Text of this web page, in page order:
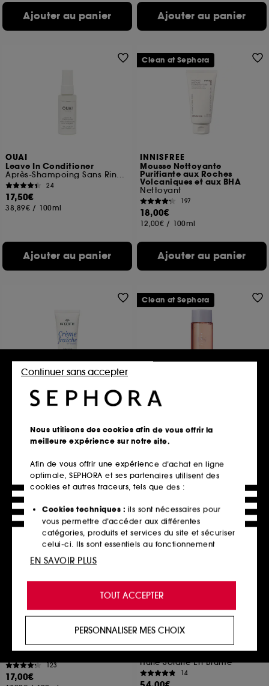
Ajouter au panier Ajouter au panier
OUAI
Leave In Conditioner
Après-Shampoing Sans Rinçage
24
17,50€
38,89€ / 100ml
Ajouter au panier
INNISFREE
Mousse Nettoyante
Purifiante aux Roches
Volcaniques et aux BHA
Nettoyant
197
18,00€
12,00€ / 100ml
Ajouter au panier
Clean at Sephora
Crème Fraîche de Beauté
À partir de21,00€
Ajouter au panier
FENTY SKIN
Fat Water
17,00€
Ajouter au panier
Clean at Sephora
Milky Oil Cleanser
Lait-Crème Nettoyant
123
17,00€
DIOR
Dior Solar L'Huile Protectrice
Visage Et Corps SPF 15
Huile Solaire En Brume
14
Nous utilisons des cookies afin de vous offrir la
meilleure expérience sur notre site.
Afin de vous offrir une expérience d’achat en ligne
optimale, SEPHORA et ses partenaires utilisent des
cookies et autres traceurs, tels que des :
Cookies techniques : ils sont nécessaires pour
vous permettre d’accéder aux différentes
catégories, produits et services du site et sécuriser
celui-ci. Ils sont essentiels au fonctionnement
technique du site et ne peuvent être désactivés.
de vous offrir une expérience enrichie et
personnalisée en vous recommandant des
produits, des services et des contenus qui
proposer des offres promotionnelles adaptées à
votre profil.
Cookies réseaux sociaux et publicité :
utilisés pour vous présenter du contenu susceptible
TOUT ACCEPTER
Continuer sans accepter
PERSONNALISER MES CHOIX
EN SAVOIR PLUS